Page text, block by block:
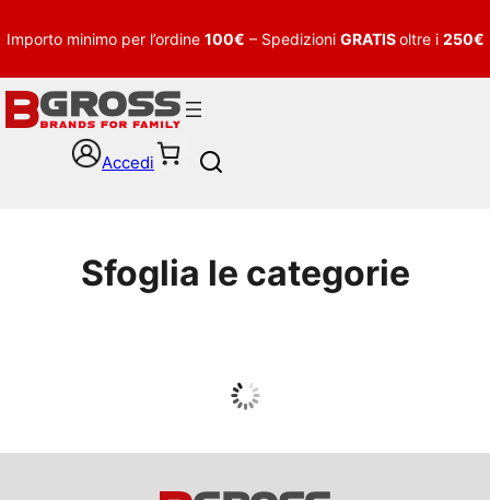
Importo minimo per l’ordine 100€ – Spedizioni GRATISoltre i 250€
Accedi
h
Sfoglia le categorie
Guarda tutto